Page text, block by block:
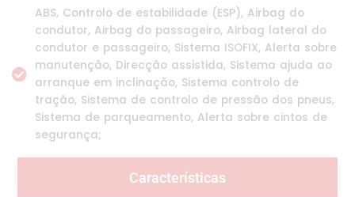
ABS, Controlo de estabilidade (ESP), Airbag do
condutor, Airbag do passageiro, Airbag lateral do
condutor e passageiro, Sistema ISOFIX, Alerta sobre
manutenção, Direcção assistida, Sistema ajuda ao
arranque em inclinação, Sistema controlo de
tração, Sistema de controlo de pressão dos pneus,
Sistema de parqueamento, Alerta sobre cintos de
segurança;
Características